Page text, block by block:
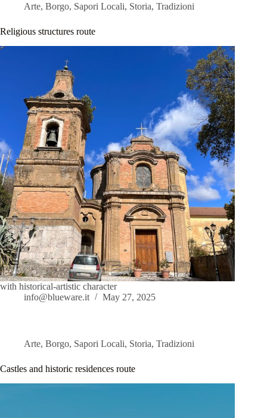
Arte, Borgo, Sapori Locali, Storia, Tradizioni
Religious structures route
with historical-artistic character
info@blueware.it
May 27, 2025
Arte, Borgo, Sapori Locali, Storia, Tradizioni
Castles and historic residences route